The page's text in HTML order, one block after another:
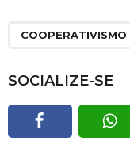
COOPERATIVISMO
SOCIALIZE-SE